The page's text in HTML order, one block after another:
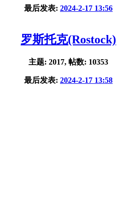
最后发表: 2024-2-17 13:56
罗斯托克(Rostock)
主题: 2017, 帖数: 10353
最后发表: 2024-2-17 13:58